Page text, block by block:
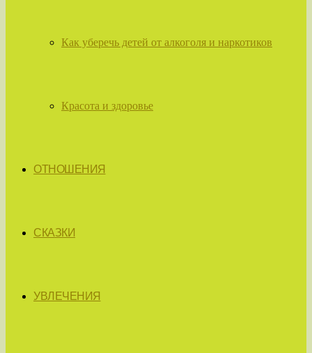
Как уберечь детей от алкоголя и наркотиков
Красота и здоровье
ОТНОШЕНИЯ
СКАЗКИ
УВЛЕЧЕНИЯ